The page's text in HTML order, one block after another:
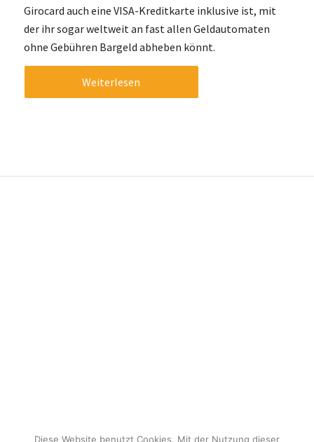
Girocard auch eine VISA-Kreditkarte inklusive ist, mit
der ihr sogar weltweit an fast allen Geldautomaten
ohne Gebühren Bargeld abheben könnt.
Weiterlesen
Diese Website benutzt Cookies. Mit der Nutzung dieser